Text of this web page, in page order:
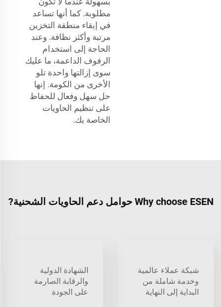
مطلوبة. كما أنها تساعد
في إبقاء منطقة التخزين
مرتبة وأكثر نظافة. وعند
الحاجة إلى استخدام
الرفوف الداعمة، ما عليك
سوى إزالتها واحدة تلو
الأخرى من الكومة. إنها
حل سهل وفعال للحفاظ
على تنظيم الحاويات
الخاصة بك.
Why choose ESEN حوامل دعم الحاويات الشحنية?
شبكة عملاء عالمية
وخدمة شاملة من
البداية إلى النهاية
الشهادة الدولية
والرقابة الصارمة
على الجودة